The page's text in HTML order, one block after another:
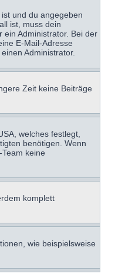
und du angegeben
ist, muss dein
Administrator. Bei der
E-Mail-Adresse
Administrator.
Zeit keine Beiträge
welches festlegt,
benötigen. Wenn
keine
komplett
wie beispielsweise